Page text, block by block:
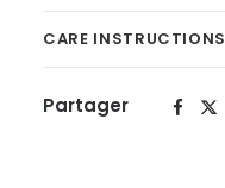
CARE INSTRUCTIONS
Partager